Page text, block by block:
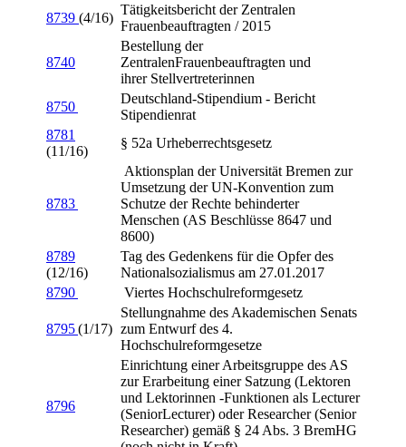
8739 (4/16)
Tätigkeitsbericht der Zentralen
Frauenbeauftragten / 2015
8740
Bestellung der
ZentralenFrauenbeauftragten und
ihrer Stellvertreterinnen
8750
Deutschland-Stipendium - Bericht
Stipendienrat
8781
(11/16)
§ 52a Urheberrechtsgesetz
8783
Aktionsplan der Universität Bremen zur
Umsetzung der UN-Konvention zum
Schutze der Rechte behinderter
Menschen (AS Beschlüsse 8647 und
8600)
8789
(12/16)
Tag des Gedenkens für die Opfer des
Nationalsozialismus am 27.01.2017
8790
Viertes Hochschulreformgesetz
8795(1/17)
Stellungnahme des Akademischen Senats
zum Entwurf des 4.
Hochschulreformgesetze
8796
Einrichtung einer Arbeitsgruppe des AS
zur Erarbeitung einer Satzung (Lektoren
und Lektorinnen -Funktionen als Lecturer
(SeniorLecturer) oder Researcher (Senior
Researcher) gemäß § 24 Abs. 3 BremHG